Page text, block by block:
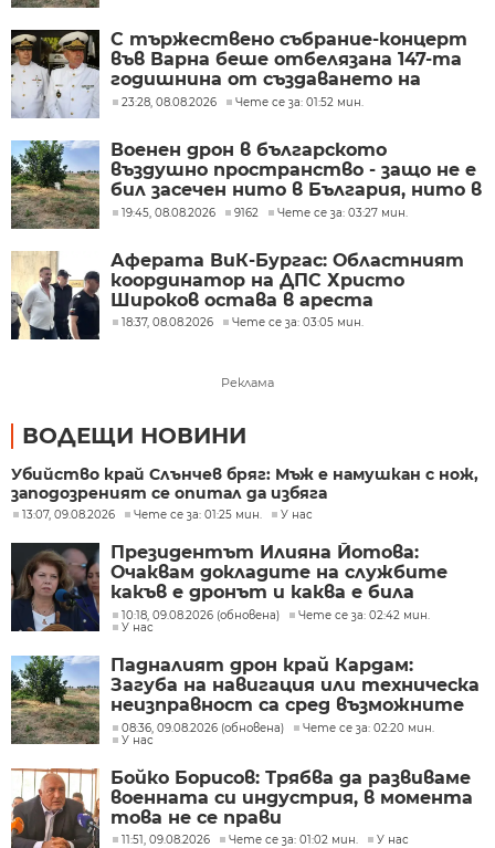
С тържествено събрание-концерт
във Варна беше отбелязана 147-та
годишнина от създаването на
Военноморските сили
23:28, 08.08.2026 Чете се за: 01:52 мин.
Военен дрон в българското
въздушно пространство - защо не е
бил засечен нито в България, нито в
Румъния?
19:45, 08.08.2026 9162 Чете се за: 03:27 мин.
Аферата ВиК-Бургас: Областният
координатор на ДПС Христо
Широков остава в ареста
18:37, 08.08.2026 Чете се за: 03:05 мин.
Реклама
ВОДЕЩИ НОВИНИ
Убийство край Слънчев бряг: Мъж е намушкан с нож,
заподозреният се опитал да избяга
13:07, 09.08.2026 Чете се за: 01:25 мин. У нас
Президентът Илияна Йотова:
Очаквам докладите на службите
какъв е дронът и каква е била
неговата роля
10:18, 09.08.2026 (обновена)
Чете се за: 02:42 мин.
У нас
Падналият дрон край Кардам:
Загуба на навигация или техническа
неизправност са сред възможните
причини
08:36, 09.08.2026 (обновена)
Чете се за: 02:20 мин.
У нас
Бойко Борисов: Трябва да развиваме
военната си индустрия, в момента
това не се прави
11:51, 09.08.2026 Чете се за: 01:02 мин. У нас